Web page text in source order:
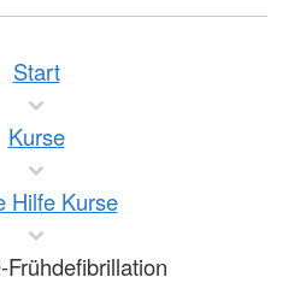
Start
Kurse
Hilfe Kurse
Frühdefibrillation